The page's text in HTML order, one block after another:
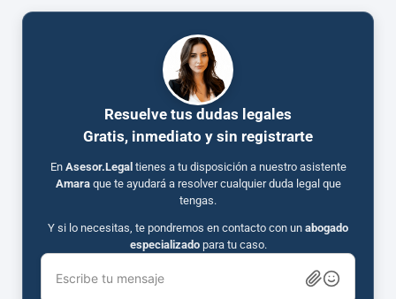
Resuelve tus dudas legales
Gratis, inmediato y sin registrarte
En Asesor.Legal tienes a tu disposición a nuestro asistente
Amaraque te ayudará a resolver cualquier duda legal que
tengas.
Y si lo necesitas, te pondremos en contacto con un abogado
especializadopara tu caso.
Escribe tu mensaje